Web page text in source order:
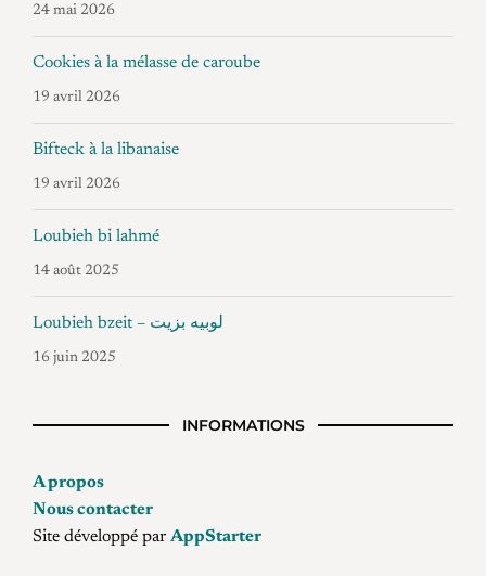
24 mai 2026
Cookies à la mélasse de caroube
19 avril 2026
Bifteck à la libanaise
19 avril 2026
Loubieh bi lahmé
14 août 2025
Loubieh bzeit – لوبيه بزيت
16 juin 2025
INFORMATIONS
A propos
Nous contacter
Site développé par AppStarter